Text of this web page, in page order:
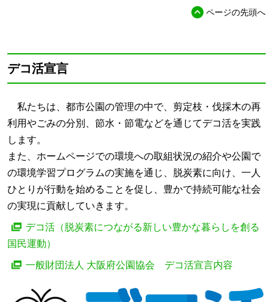
ページの先頭へ
デコ活宣言
私たちは、都市公園の管理の中で、剪定枝・伐採木の再
利用やごみの分別、節水・節電などを通じてデコ活を実践
します。
また、ホームページでの環境への取組状況の紹介や公園で
の環境学習プログラムの実施を通じ、脱炭素に向け、一人
ひとりが行動を始めることを促し、豊かで持続可能な社会
の実現に貢献していきます。
デコ活（脱炭素につながる新しい豊かな暮らしを創る
国民運動）
一般財団法人 大阪府公園協会 デコ活宣言内容